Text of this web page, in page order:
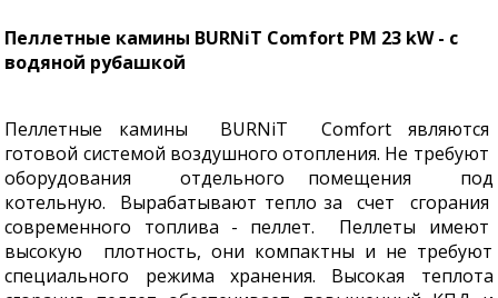
Пеллетные камины BURNiT Comfort PM 23 kW - с
водяной рубашкой
Пеллетные камины BURNiT Comfort являются
готовой системой воздушного отопления. Не требуют
оборудования отдельного помещения под
котельную. Вырабатывают тепло за счет сгорания
современного топлива - пеллет. Пеллеты имеют
высокую плотность, они компактны и не требуют
специального режима хранения. Высокая теплота